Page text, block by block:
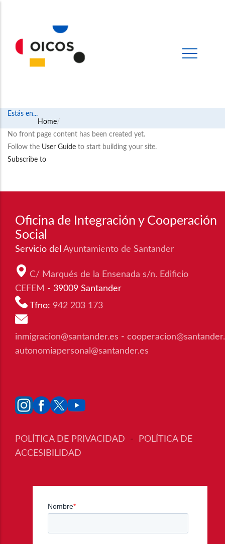
Estás en...
Breadcrumb
Home
No front page content has been created yet.
Follow the User Guide to start building your site.
Subscribe to
Oficina de Integración y Cooperación
Social
Servicio del Ayuntamiento de Santander
C/ Marqués de la Ensenada s/n. Edificio
CEFEM - 39009 Santander
Tfno: 942 203 173
inmigracion@santander.es -
autonomiapersonal@santander.es
POLÍTICA DE PRIVACIDAD -
POLÍTICA DE
ACCESIBILIDAD